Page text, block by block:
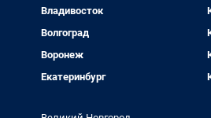
Владивосток
Волгоград
Воронеж
Екатеринбург